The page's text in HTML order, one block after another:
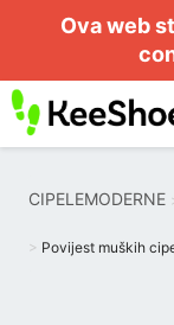
Ova web
CIPELEMODERNE
Povijest muških